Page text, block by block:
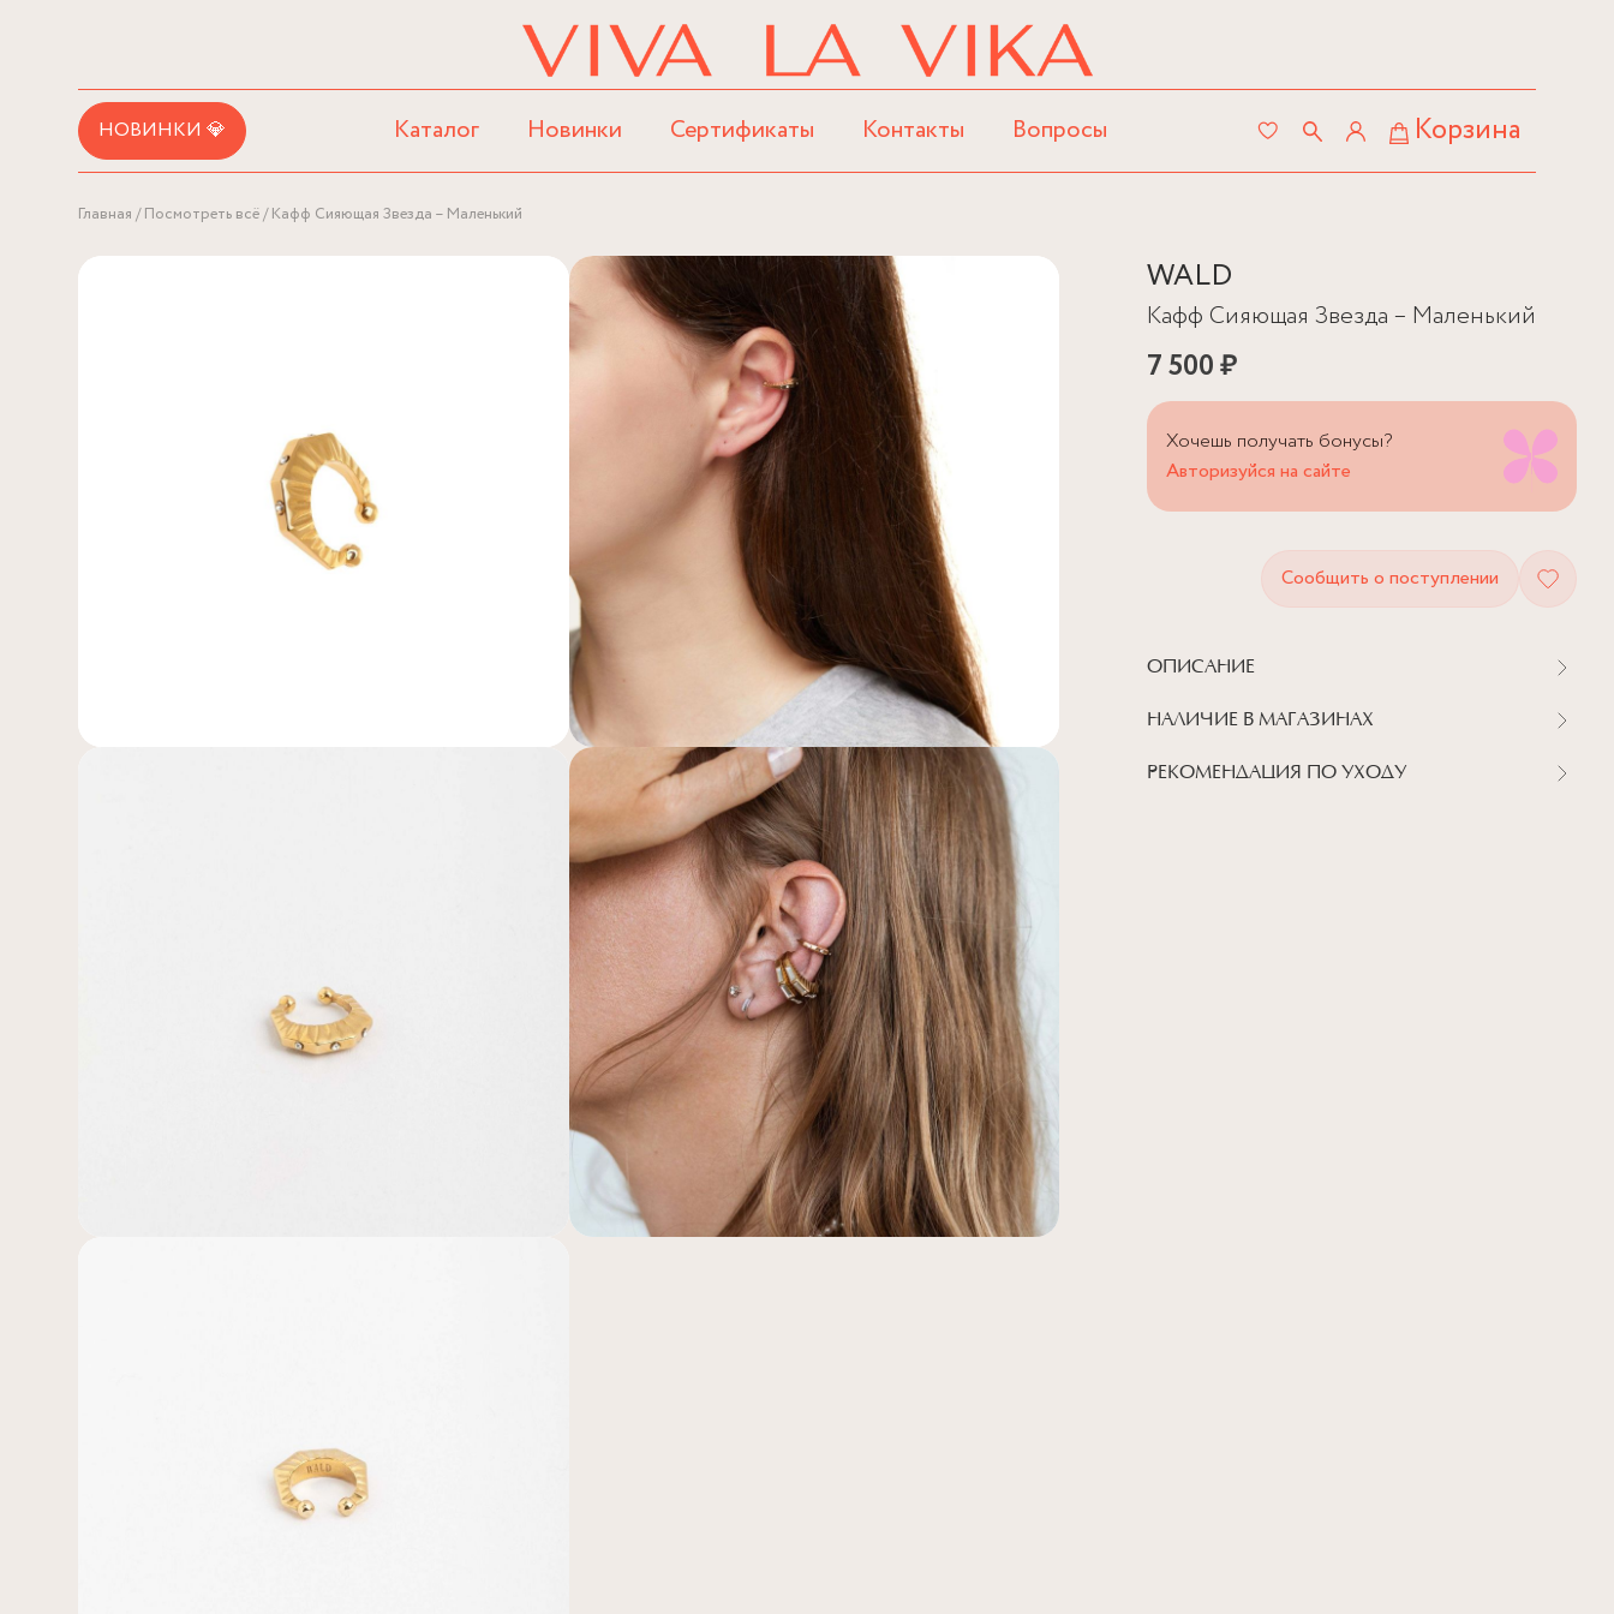
НОВИНКИ 💎 Каталог Новинки Сертификаты Контакты Вопросы Корзина
Главная Посмотреть всё Кафф Сияющая Звезда – Маленький
WALD
Кафф Сияющая Звезда – Маленький
7 500 ₽
Хочешь получать бонусы?
Авторизуйся на сайте
Сообщить о поступлении
ОПИСАНИЕ
НАЛИЧИЕ В МАГАЗИНАХ
РЕКОМЕНДАЦИЯ ПО УХОДУ